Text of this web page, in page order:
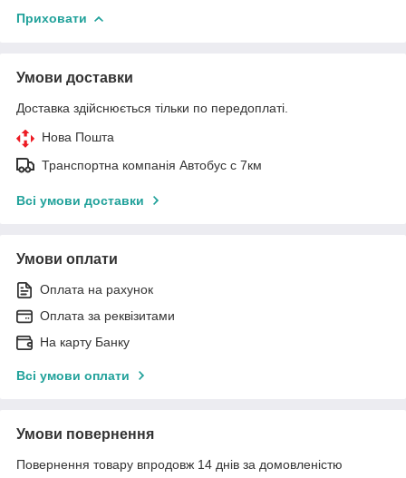
Приховати
Умови доставки
Доставка здійснюється тільки по передоплаті.
Нова Пошта
Транспортна компанія Автобус с 7км
Всі умови доставки
Умови оплати
Оплата на рахунок
Оплата за реквізитами
На карту Банку
Всі умови оплати
Умови повернення
Повернення товару впродовж 14 днів за домовленістю